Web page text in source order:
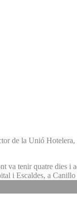
de la Unió
va tenir quatre dies i
i Escaldes, a